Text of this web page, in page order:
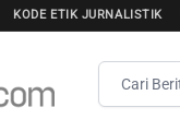
KODE ETIK JURNALISTIK